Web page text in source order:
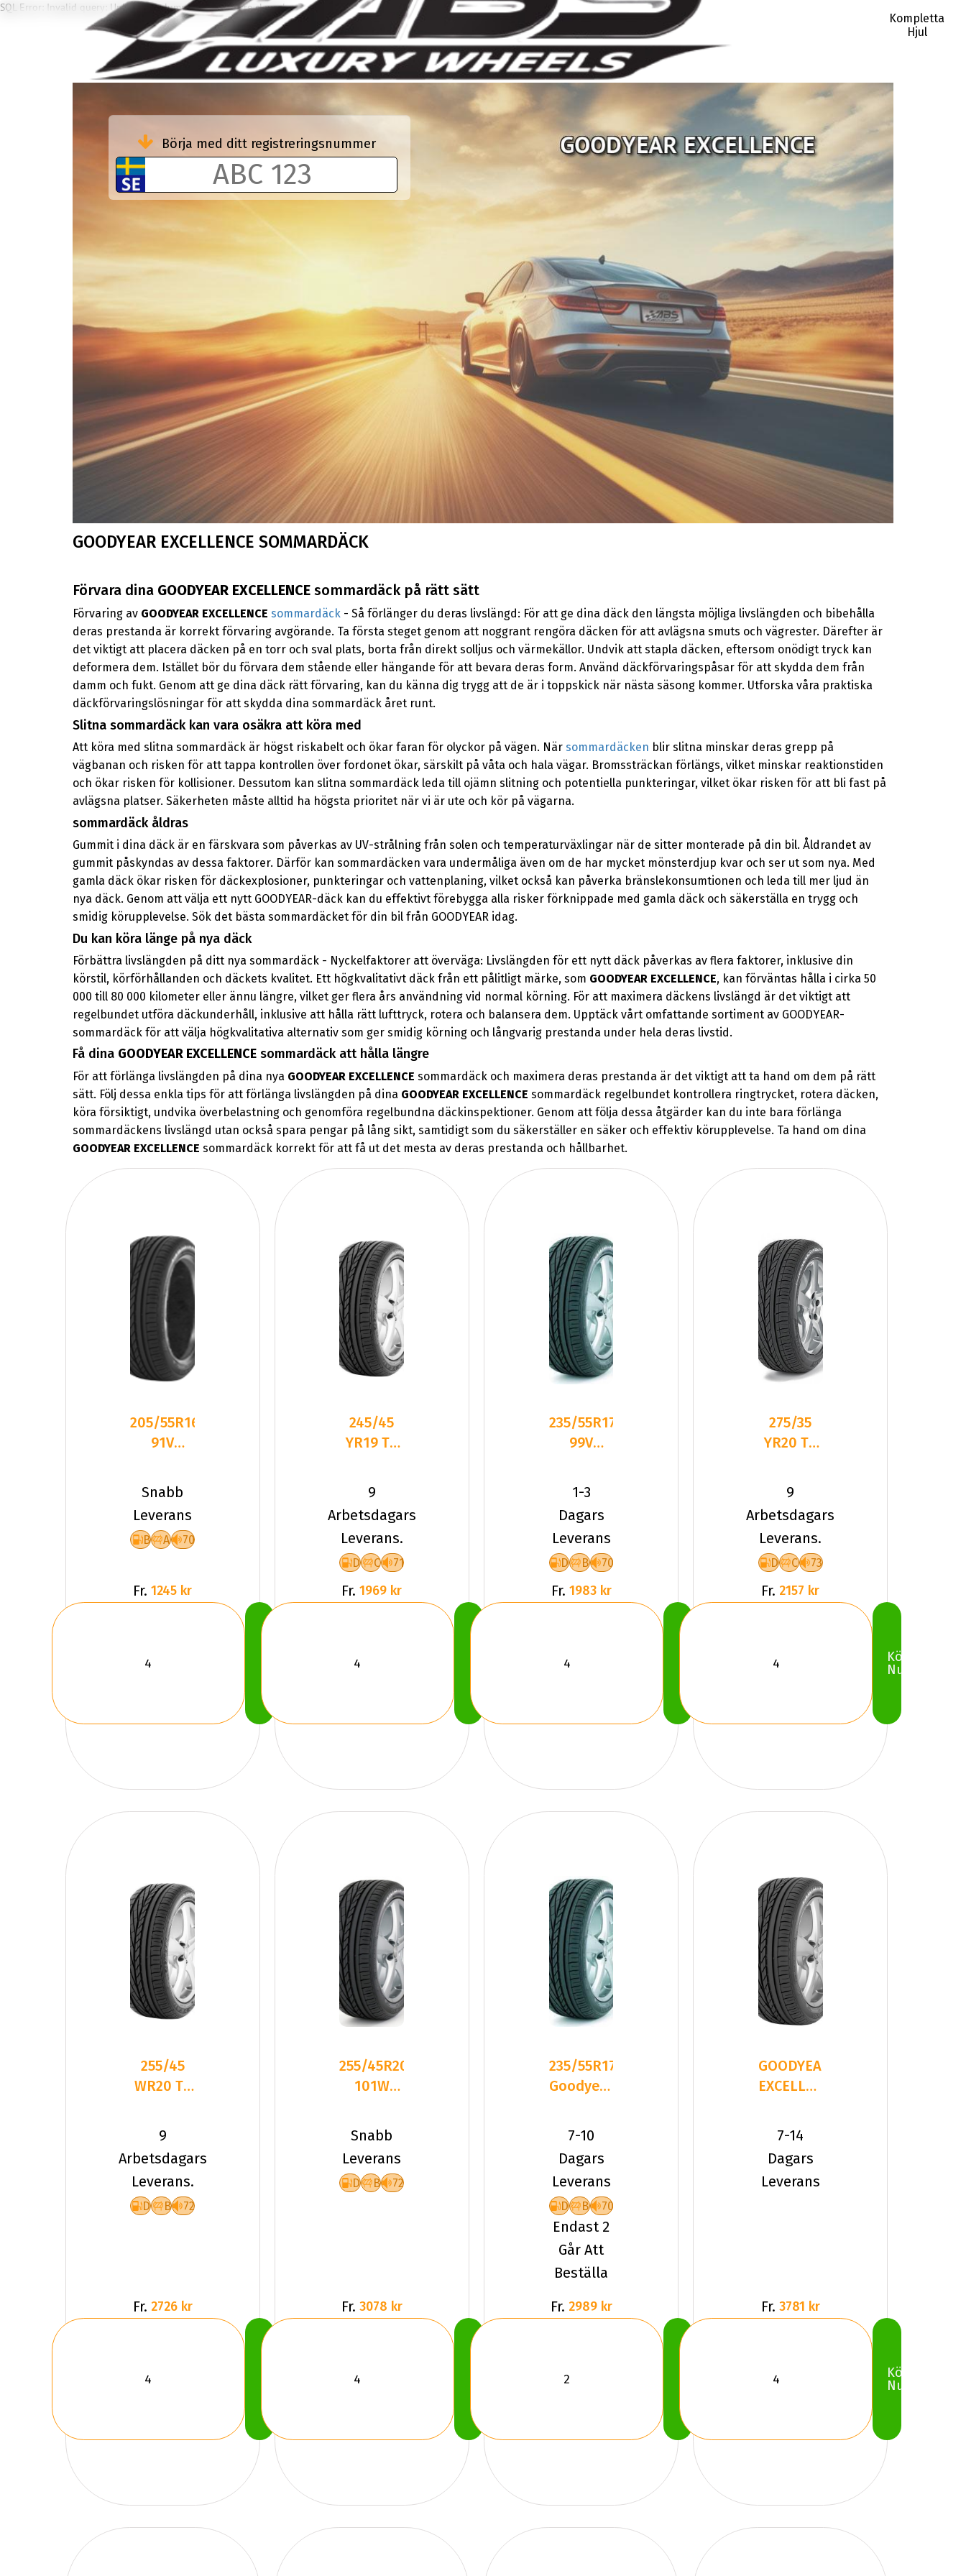
Kompletta
Hjul
SQL Error: Invalid query: Unknown column 'EXC' in 'where clause'
Börja med ditt registreringsnummer
GOODYEAR EXCELLENCE SOMMARDÄCK
Förvara dina GOODYEAR EXCELLENCEsommardäck på rätt sätt
Förvaring av GOODYEAR EXCELLENCE sommardäck- Så förlänger du deras livslängd: För att ge dina däck den längsta möjliga livslängden och bibehålla
deras prestanda är korrekt förvaring avgörande. Ta första steget genom att noggrant rengöra däcken för att avlägsna smuts och vägrester. Därefter är
det viktigt att placera däcken på en torr och sval plats, borta från direkt solljus och värmekällor. Undvik att stapla däcken, eftersom onödigt tryck kan
deformera dem. Istället bör du förvara dem stående eller hängande för att bevara deras form. Använd däckförvaringspåsar för att skydda dem från
damm och fukt. Genom att ge dina däck rätt förvaring, kan du känna dig trygg att de är i toppskick när nästa säsong kommer. Utforska våra praktiska
däckförvaringslösningar för att skydda dina sommardäck året runt.
Slitna sommardäck kan vara osäkra att köra med
Att köra med slitna sommardäck är högst riskabelt och ökar faran för olyckor på vägen. När sommardäcken blir slitna minskar deras grepp på
vägbanan och risken för att tappa kontrollen över fordonet ökar, särskilt på våta och hala vägar. Bromssträckan förlängs, vilket minskar reaktionstiden
och ökar risken för kollisioner. Dessutom kan slitna sommardäck leda till ojämn slitning och potentiella punkteringar, vilket ökar risken för att bli fast på
avlägsna platser. Säkerheten måste alltid ha högsta prioritet när vi är ute och kör på vägarna.
sommardäck åldras
Gummit i dina däck är en färskvara som påverkas av UV-strålning från solen och temperaturväxlingar när de sitter monterade på din bil. Åldrandet av
gummit påskyndas av dessa faktorer. Därför kan sommardäcken vara undermåliga även om de har mycket mönsterdjup kvar och ser ut som nya. Med
gamla däck ökar risken för däckexplosioner, punkteringar och vattenplaning, vilket också kan påverka bränslekonsumtionen och leda till mer ljud än
nya däck. Genom att välja ett nytt GOODYEAR-däck kan du effektivt förebygga alla risker förknippade med gamla däck och säkerställa en trygg och
smidig körupplevelse. Sök det bästa sommardäcket för din bil från GOODYEAR idag.
Du kan köra länge på nya däck
Förbättra livslängden på ditt nya sommardäck - Nyckelfaktorer att överväga: Livslängden för ett nytt däck påverkas av flera faktorer, inklusive din
körstil, körförhållanden och däckets kvalitet. Ett högkvalitativt däck från ett pålitligt märke, som GOODYEAR EXCELLENCE, kan förväntas hålla i cirka 50
000 till 80 000 kilometer eller ännu längre, vilket ger flera års användning vid normal körning. För att maximera däckens livslängd är det viktigt att
regelbundet utföra däckunderhåll, inklusive att hålla rätt lufttryck, rotera och balansera dem. Upptäck vårt omfattande sortiment av GOODYEAR-
sommardäck för att välja högkvalitativa alternativ som ger smidig körning och långvarig prestanda under hela deras livstid.
Få dina GOODYEAR EXCELLENCEsommardäck att hålla längre
För att förlänga livslängden på dina nya GOODYEAR EXCELLENCE sommardäck och maximera deras prestanda är det viktigt att ta hand om dem på rätt
sätt. Följ dessa enkla tips för att förlänga livslängden på dina GOODYEAR EXCELLENCE sommardäck regelbundet kontrollera ringtrycket, rotera däcken,
köra försiktigt, undvika överbelastning och genomföra regelbundna däckinspektioner. Genom att följa dessa åtgärder kan du inte bara förlänga
sommardäckens livslängd utan också spara pengar på lång sikt, samtidigt som du säkerställer en säker och effektiv körupplevelse. Ta hand om dina
GOODYEAR EXCELLENCE sommardäck korrekt för att få ut det mesta av deras prestanda och hållbarhet.
205/55R16
91V
EXCELLENCE
BA170
Snabb
Leverans
B A 70
Fr. 1245 kr
245/45
YR19 TL
EXCELLENCE
* ROF FP
9
Arbetsdagars
Leverans.
D C 71
Fr. 1969 kr
235/55R17
99V
Excellence
AO 2023
1-3
Dagars
Leverans
D B 70
Fr. 1983 kr
275/35
YR20 TL
EXCELLENCE
* ROF XL
FP
9
Arbetsdagars
Leverans.
D C 73
Fr. 2157 kr
Köp
Nu
255/45
WR20 TL
EXCELLENCE
AO FP
9
Arbetsdagars
Leverans.
D B 72
Fr. 2726 kr
255/45R20
101W
Excellence
Snabb
Leverans
D B 72
Fr. 3078 kr
235/55R17
Goodyear
99V AO
DBB70
7-10
Dagars
Leverans
D B 70
Endast 2
Går Att
Beställa
Fr. 2989 kr
GOODYEAR
EXCELLENCE
99 Y XL
7-14
Dagars
Leverans
Fr. 3781 kr
Köp
Nu